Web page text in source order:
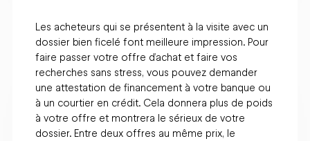
Les acheteurs qui se présentent à la visite avec un
dossier bien ficelé font meilleure impression. Pour
faire passer votre offre d’achat et faire vos
recherches sans stress, vous pouvez demander
une attestation de financement à votre banque ou
à un courtier en crédit. Cela donnera plus de poids
à votre offre et montrera le sérieux de votre
dossier. Entre deux offres au même prix, le